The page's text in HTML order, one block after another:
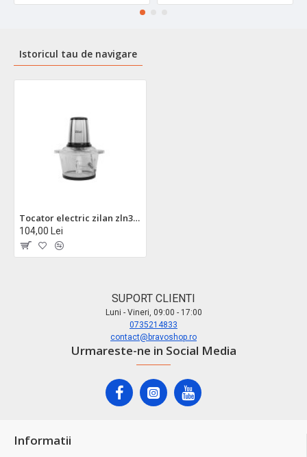
Istoricul tau de navigare
Tocator electric zilan zln3898 - 400w, vas sticla 2 l, inox, 2 viteze + pulse
104,00 Lei
SUPORT CLIENTI
Luni - Vineri, 09:00 - 17:00
0735214833
contact@bravoshop.ro
Urmareste-ne in Social Media
Informatii